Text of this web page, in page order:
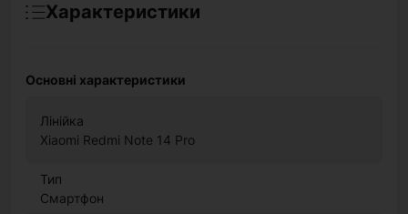
Характеристики
Основні характеристики
Лінійка
Xiaomi Redmi Note 14 Pro
Тип
Смартфон